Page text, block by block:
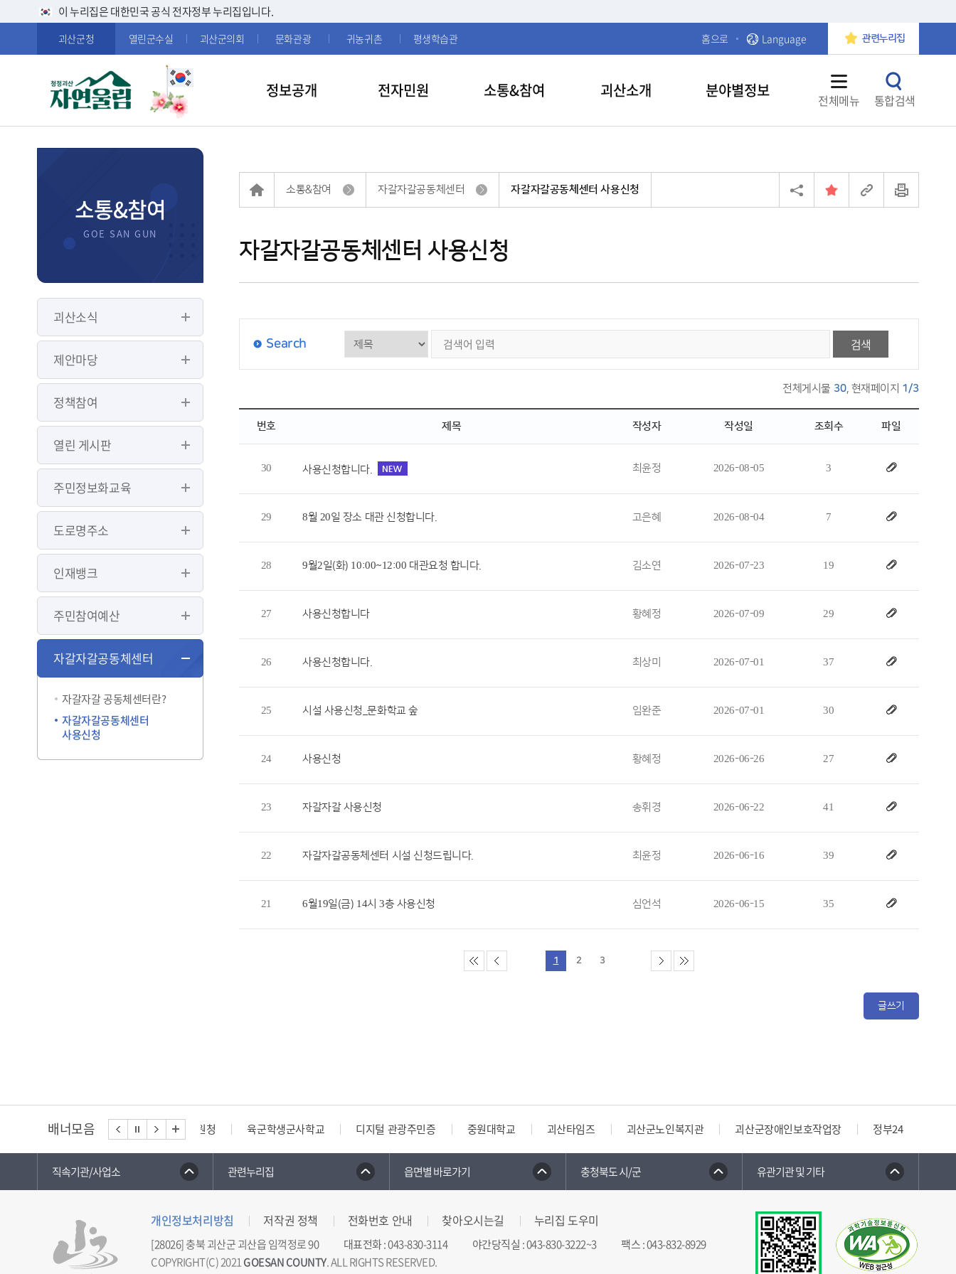
이 누리집은 대한민국 공식 전자정부 누리집입니다.
괴산군청 열린군수실 괴산군의회 문화관광 귀농귀촌 평생학습관 홈으로 Language 관련누리집
정보공개 전자민원 소통&참여 괴산소개 분야별정보 전체메뉴 통합검색
소통&참여
괴산소식
제안마당
정책참여
열린 게시판
주민정보화교육
도로명주소
인재뱅크
주민참여예산
자갈자갈공동체센터
자갈자갈 공동체센터란?
자갈자갈공동체센터
사용신청
자갈자갈공동체센터 사용신청
소통&참여 자갈자갈공동체센터 자갈자갈공동체센터 사용신청
Search 검색
전체게시물 30, 현재페이지 1/3
번호 제목 작성자 작성일 조회수 파일
30 사용신청합니다. 최윤정 2026-08-05 3
29 8월 20일 장소 대관 신청합니다. 고은혜 2026-08-04 7
28 9월2일(화) 10:00~12:00 대관요청 합니다. 김소연 2026-07-23 19
27 사용신청합니다 황혜정 2026-07-09 29
26 사용신청합니다. 최상미 2026-07-01 37
25 시설 사용신청_문화학교 숲 임완준 2026-07-01 30
24 사용신청 황혜정 2026-06-26 27
23 자갈자갈 사용신청 송휘경 2026-06-22 41
22 자갈자갈공동체센터 시설 신청드립니다. 최윤정 2026-06-16 39
21 6월19일(금) 14시 3층 사용신청 심언석 2026-06-15 35
1 2 3
글쓰기
배너모음 육군학생군사학교 디지털 관광주민증 중원대학교 괴산타임즈 괴산군노인복지관 괴산군장애인보호작업장 정부24
직속기관/사업소 관련누리집 읍면별 바로가기 충청북도 시/군 유관기관 및 기타
개인정보처리방침 저작권 정책 전화번호 안내 찾아오시는길 누리집 도우미
[28026] 충북 괴산군 괴산읍 임꺽정로 90 대표전화:043-830-3114 야간당직실 :043-830-3222~3 팩스:043-832-8929
COPYRIGHT(C) 2021GOESAN COUNTY. ALL RIGHTS RESERVED.